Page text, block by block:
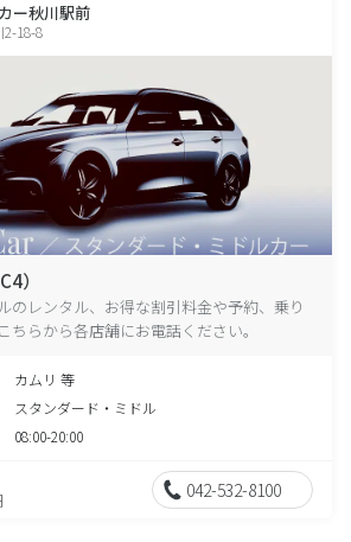
ー秋川駅前
18-8
）
のレンタル、お得な割引料金や予約、乗り
ちらから各店舗にお電話ください。
カムリ 等
スタンダード・ミドル
08:00-20:00
042-532-8100